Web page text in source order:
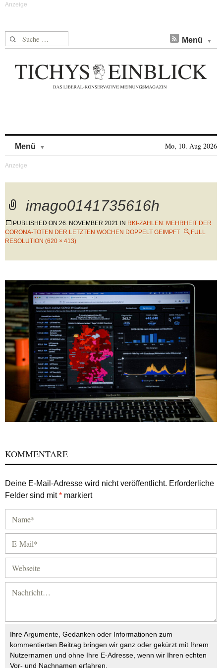
Suche nach: Menü
Menü Mo, 10. Aug 2026
imago0141735616h
PUBLISHED ON 26. NOVEMBER 2021 IN RKI-ZAHLEN: MEHRHEIT DER
CORONA-TOTEN DER LETZTEN WOCHEN DOPPELT GEIMPFT
FULL
RESOLUTION (620 × 413)
KOMMENTARE
Deine E-Mail-Adresse wird nicht veröffentlicht. Erforderliche
Felder sind mit* markiert
Ihre Argumente, Gedanken oder Informationen zum
kommentierten Beitrag bringen wir ganz oder gekürzt mit Ihrem
Nutzernamen und ohne Ihre E-Adresse, wenn wir Ihren echten
Vor- und Nachnamen erfahren.